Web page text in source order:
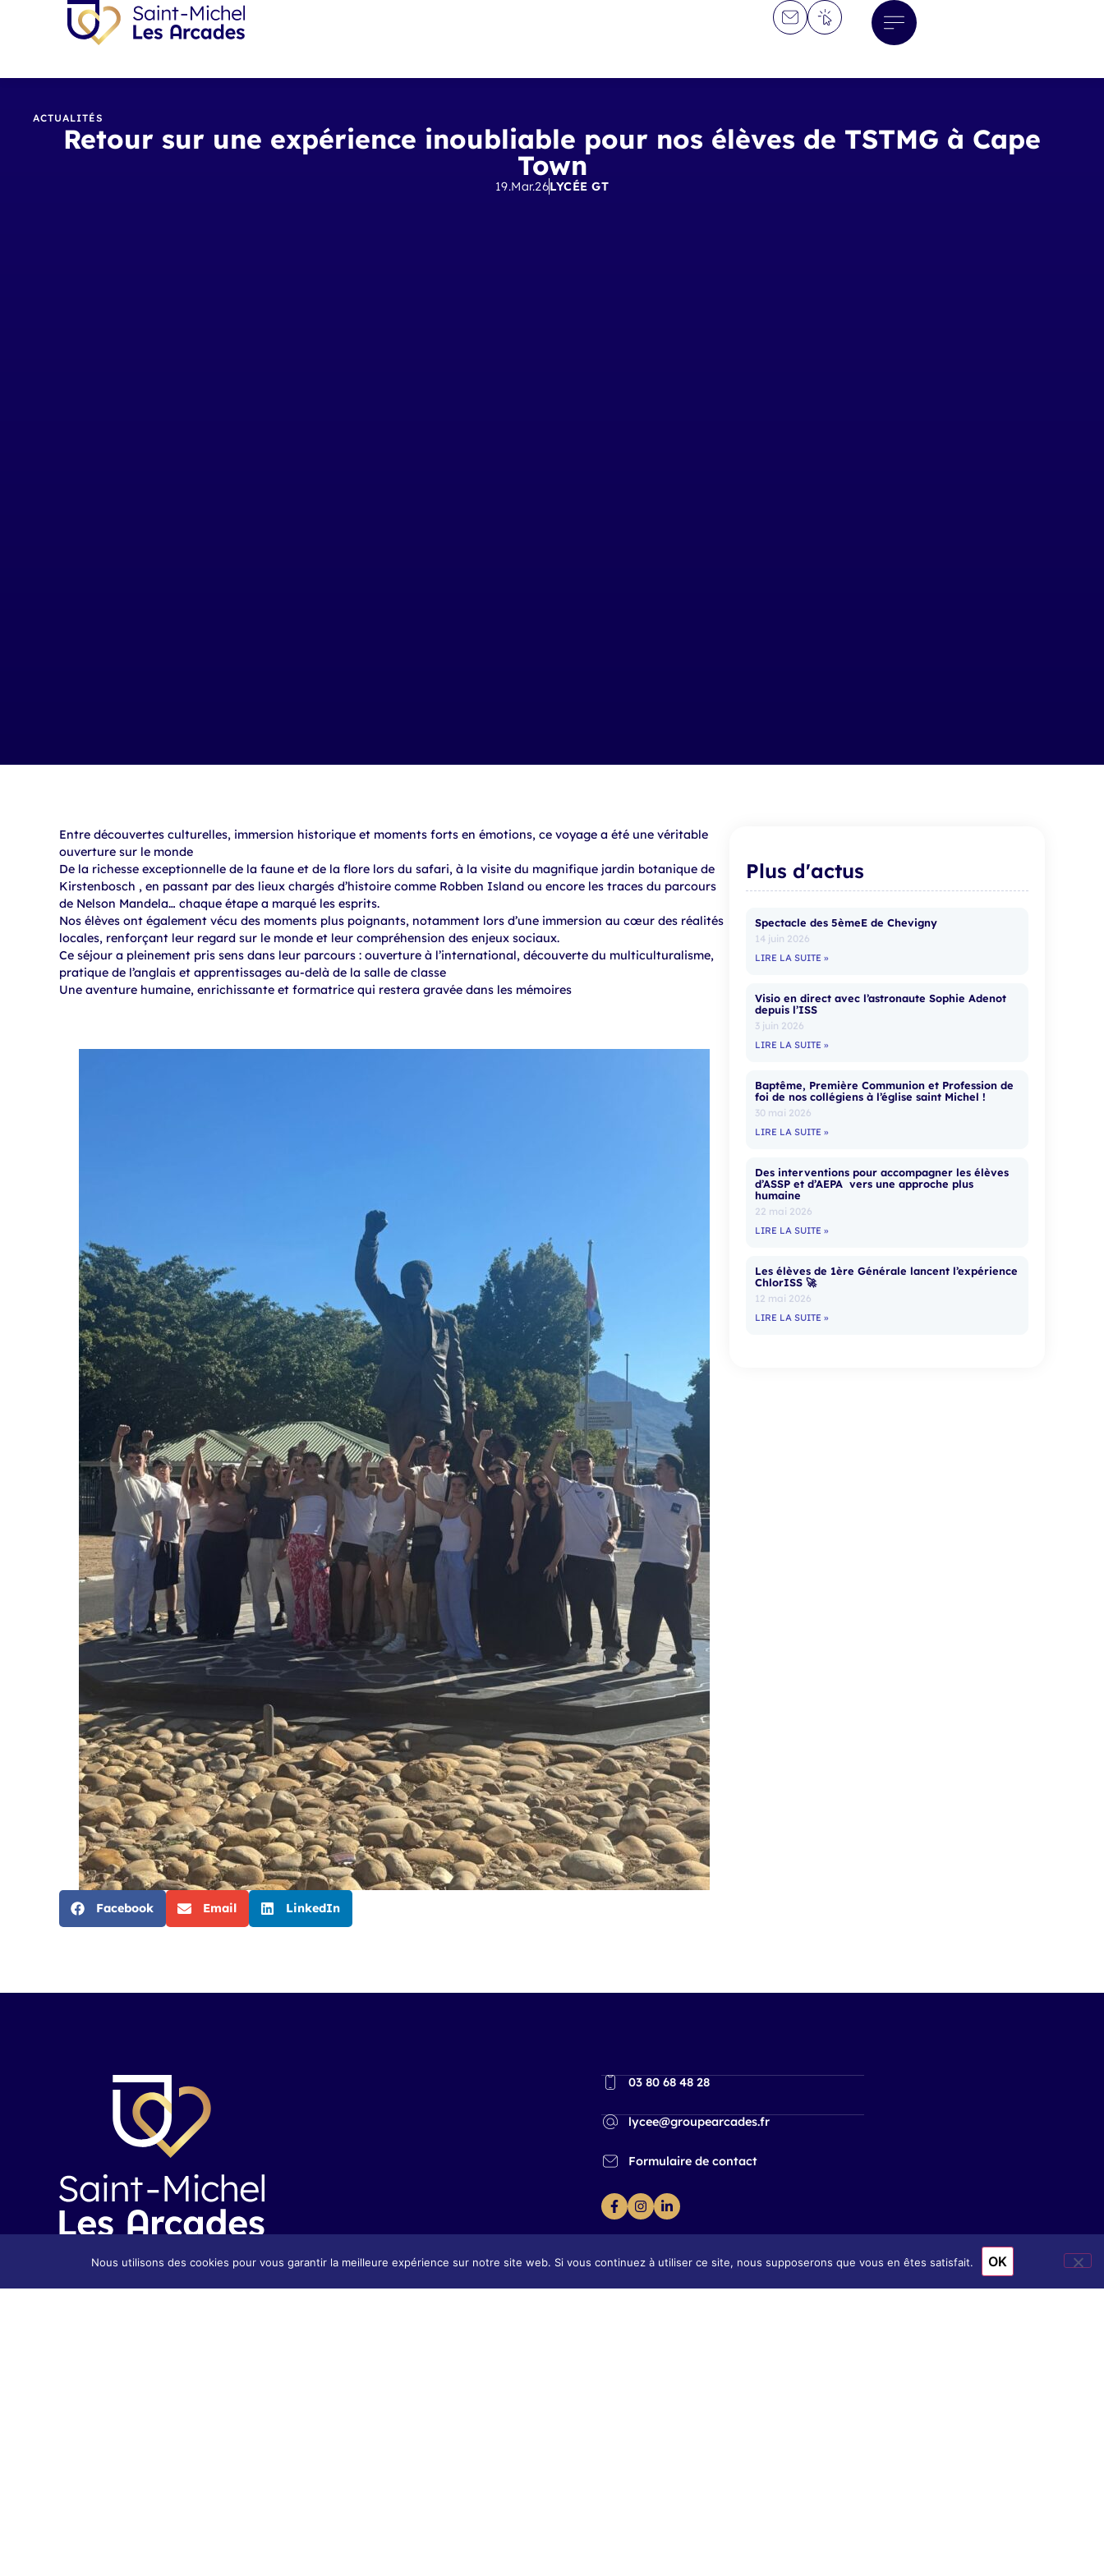
ACTUALITÉS
Retour sur une expérience inoubliable pour nos élèves de TSTMG à Cape
Town
19.Mar.26LYCÉE GT
Entre découvertes culturelles, immersion historique et moments forts en émotions, ce voyage a été une véritable
ouverture sur le monde
De la richesse exceptionnelle de la faune et de la flore lors du safari, à la visite du magnifique jardin botanique de
Kirstenbosch , en passant par des lieux chargés d’histoire comme Robben Island ou encore les traces du parcours
de Nelson Mandela… chaque étape a marqué les esprits.
Nos élèves ont également vécu des moments plus poignants, notamment lors d’une immersion au cœur des réalités
locales, renforçant leur regard sur le monde et leur compréhension des enjeux sociaux.
Ce séjour a pleinement pris sens dans leur parcours : ouverture à l’international, découverte du multiculturalisme,
pratique de l’anglais et apprentissages au-delà de la salle de classe
Une aventure humaine, enrichissante et formatrice qui restera gravée dans les mémoires
Facebook Email LinkedIn
Plus d'actus
Spectacle des 5èmeE de Chevigny
14 juin 2026
LIRE LA SUITE »
Visio en direct avec l’astronaute Sophie Adenot
depuis l’ISS
3 juin 2026
LIRE LA SUITE »
Baptême, Première Communion et Profession de
foi de nos collégiens à l’église saint Michel !
30 mai 2026
LIRE LA SUITE »
Des interventions pour accompagner les élèves
d’ASSP et d’AEPA vers une approche plus
humaine
22 mai 2026
LIRE LA SUITE »
Les élèves de 1ère Générale lancent l’expérience
ChlorISS 🚀
12 mai 2026
LIRE LA SUITE »
03 80 68 48 28
lycee@groupearcades.fr
Formulaire de contact
Nous utilisons des cookies pour vous garantir la meilleure expérience sur notre site web. Si vous continuez à utiliser ce site, nous supposerons que vous en êtes satisfait. OK